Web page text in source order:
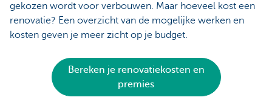
gekozen wordt voor verbouwen. Maar hoeveel kost een
renovatie? Een overzicht van de mogelijke werken en
kosten geven je meer zicht op je budget.
Bereken je renovatiekosten en
premies